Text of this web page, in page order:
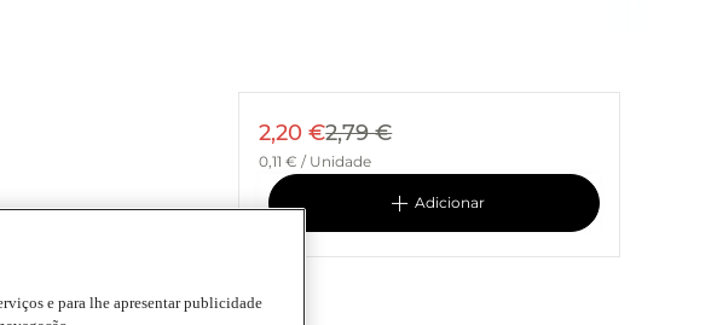
2,20 €2,79 €
0,11 € / Unidade
adicionar
e para lhe apresentar publicidade